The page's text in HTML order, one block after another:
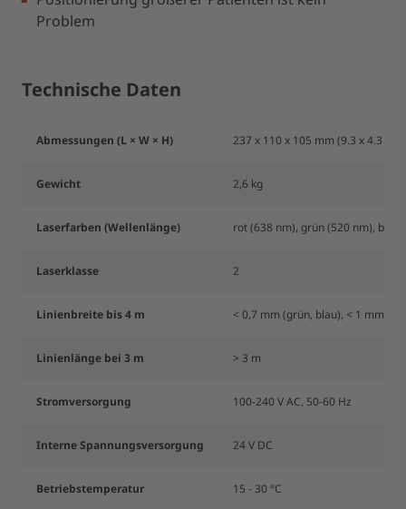
Problem
Technische Daten
Abmessungen (L × W × H) 237 x 110 x 105 mm (9.3 x 4.3 x
Gewicht 2,6 kg
Laserfarben (Wellenlänge) rot (638 nm), grün (520 nm), blau
Laserklasse 2
Linienbreite bis 4 m < 0,7 mm (grün, blau), < 1 mm
Linienlänge bei 3 m > 3 m
Stromversorgung 100-240 V AC, 50-60 Hz
Interne Spannungsversorgung 24 V DC
Betriebstemperatur 15 - 30 °C